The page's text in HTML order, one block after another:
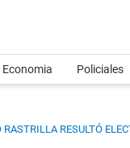
Economia Policiales
RESULTÓ